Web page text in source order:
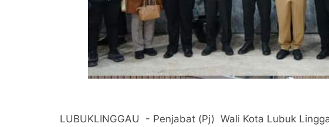
LUBUKLINGGAU - Penjabat (Pj) Wali Kota Lubuk